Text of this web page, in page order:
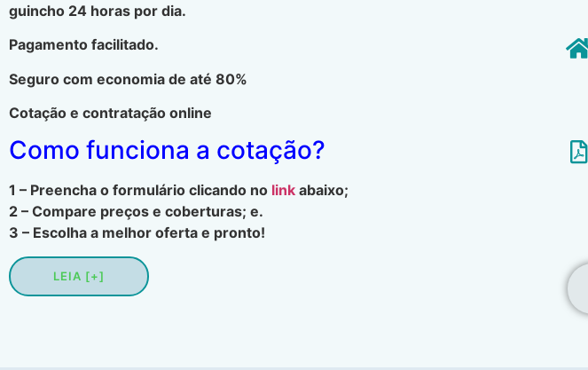
guincho 24 horas por dia.
Pagamento facilitado.
Seguro com economia de até 80%
Cotação e contratação online
Como funciona a cotação?
1 – Preencha o formulário clicando no link abaixo;
2 – Compare preços e coberturas; e.
3 – Escolha a melhor oferta e pronto!
LEIA [+]